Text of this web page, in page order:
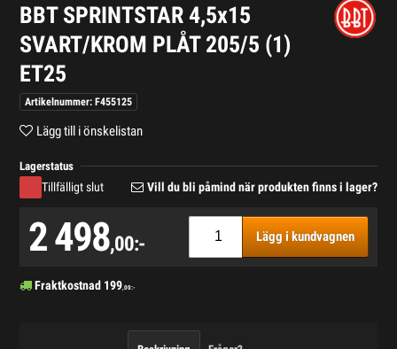
BBT SPRINTSTAR 4,5x15
SVART/KROM PLÅT 205/5 (1)
ET25
Artikelnummer: F455125
Lägg till i önskelistan
Lagerstatus
Tillfälligt slut Vill du bli påmind när produkten finns i lager?
2 498,00:- Lägg i kundvagnen
Fraktkostnad 199 ,00:-